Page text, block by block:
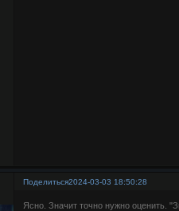
Поделиться2024-03-03 18:50:28
Ясно. Значит точно нужно оценить.